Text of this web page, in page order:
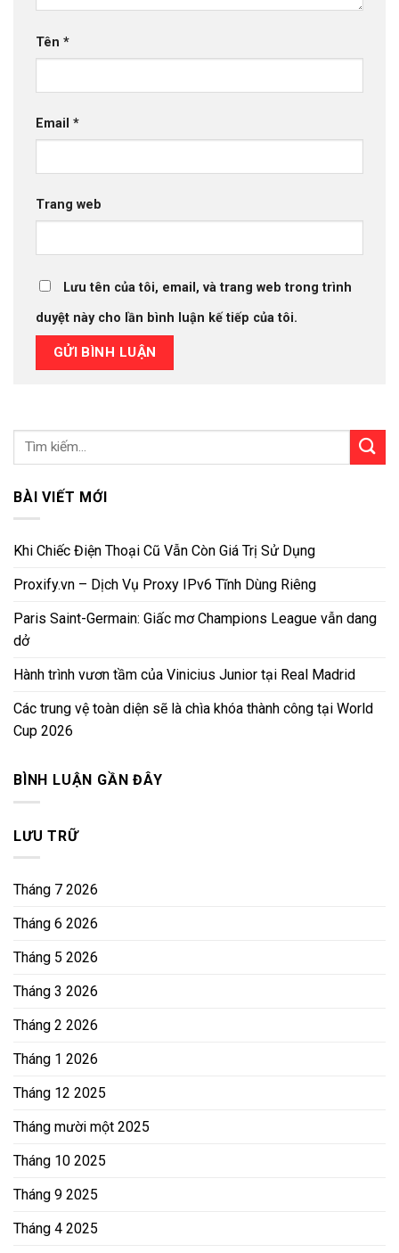
Tên *
Email *
Trang web
Lưu tên của tôi, email, và trang web trong trình
duyệt này cho lần bình luận kế tiếp của tôi.
BÀI VIẾT MỚI
Khi Chiếc Điện Thoại Cũ Vẫn Còn Giá Trị Sử Dụng
Proxify.vn – Dịch Vụ Proxy IPv6 Tĩnh Dùng Riêng
Paris Saint-Germain: Giấc mơ Champions League vẫn dang
dở
Hành trình vươn tầm của Vinicius Junior tại Real Madrid
Các trung vệ toàn diện sẽ là chìa khóa thành công tại World
Cup 2026
BÌNH LUẬN GẦN ĐÂY
LƯU TRỮ
Tháng 7 2026
Tháng 6 2026
Tháng 5 2026
Tháng 3 2026
Tháng 2 2026
Tháng 1 2026
Tháng 12 2025
Tháng mười một 2025
Tháng 10 2025
Tháng 9 2025
Tháng 4 2025